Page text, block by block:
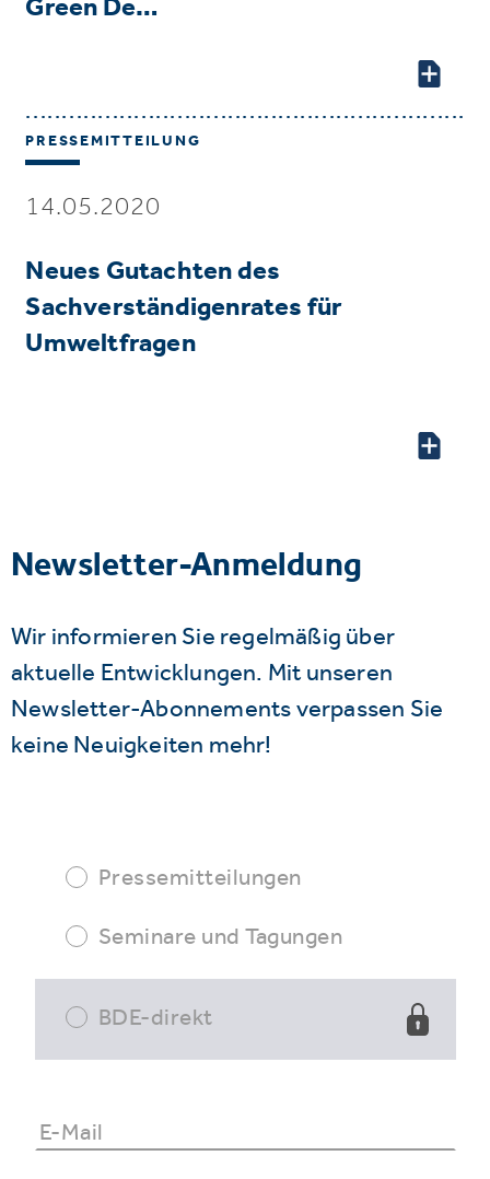
Green De…
PRESSEMITTEILUNG
14.05.2020
Neues Gutachten des
Sachverständigenrates für
Umweltfragen
Newsletter-Anmeldung
Wir informieren Sie regelmäßig über
aktuelle Entwicklungen. Mit unseren
Newsletter-Abonnements verpassen Sie
keine Neuigkeiten mehr!
Pressemitteilungen
Seminare und Tagungen
BDE-direkt